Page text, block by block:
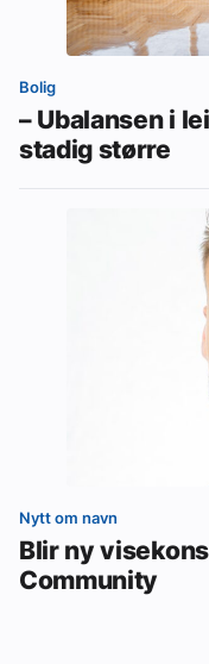
Bolig
– Ubalansen i
stadig større
Nytt om navn
Blir ny
Community